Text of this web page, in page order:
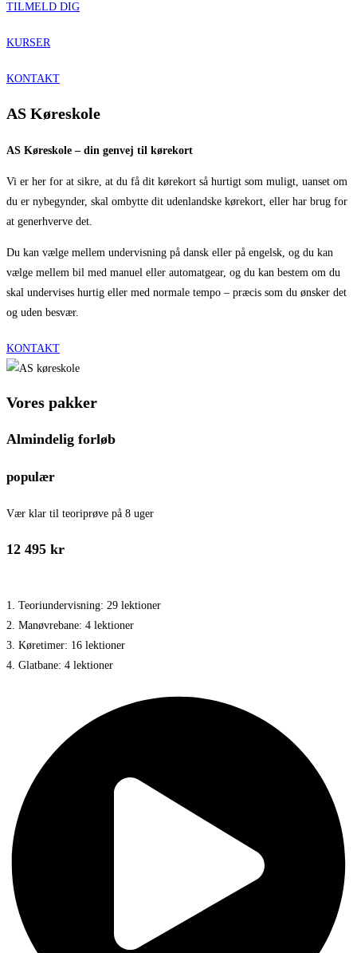
TILMELD DIG
KURSER
KONTAKT
AS Køreskole
AS Køreskole – din genvej til kørekort
Vi er her for at sikre, at du få dit kørekort så hurtigt som muligt, uanset om
du er nybegynder, skal ombytte dit udenlandske kørekort, eller har brug for
at generhverve det.
Du kan vælge mellem undervisning på dansk eller på engelsk, og du kan
vælge mellem bil med manuel eller automatgear, og du kan bestem om du
skal undervises hurtig eller med normale tempo – præcis som du ønsker det
og uden besvær.
KONTAKT
Vores pakker
Almindelig forløb
populær
Vær klar til teoriprøve på 8 uger
12 495 kr
1. Teoriundervisning: 29 lektioner
2. Manøvrebane: 4 lektioner
3. Køretimer: 16 lektioner
4. Glatbane: 4 lektioner